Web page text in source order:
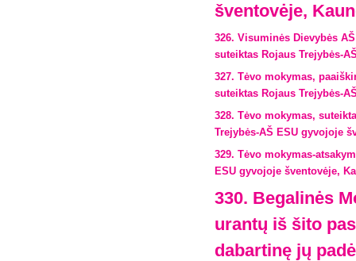
šventovėje,
326. Visuminės Dievybės
suteiktas Rojaus Trejybės-
327. Tėvo mokymas,
suteiktas Rojaus Trejybės-
328. Tėvo mokymas,
Trejybės-AŠ ESU gyvojoje
329. Tėvo mokymas-
ESU gyvojoje šventovėje,
330. Begalinės
urantų iš šito
dabartinę jų